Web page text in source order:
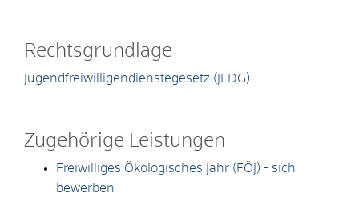
Rechtsgrundlage
Jugendfreiwilligendienstegesetz (JFDG)
Zugehörige Leistungen
Freiwilliges Ökologisches Jahr (FÖJ) - sich
bewerben